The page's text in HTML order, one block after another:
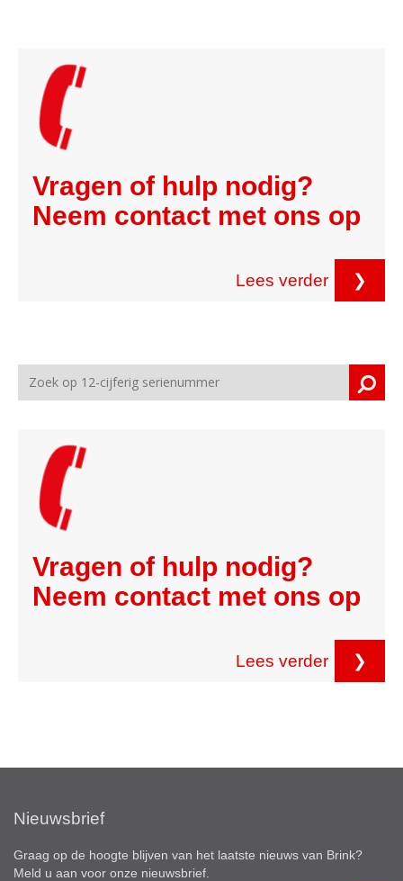
Vragen of hulp nodig?
Neem contact met ons op
Lees verder ❯
Vragen of hulp nodig?
Neem contact met ons op
Lees verder ❯
Nieuwsbrief
Graag op de hoogte blijven van het laatste nieuws van Brink?
Meld u aan voor onze nieuwsbrief.